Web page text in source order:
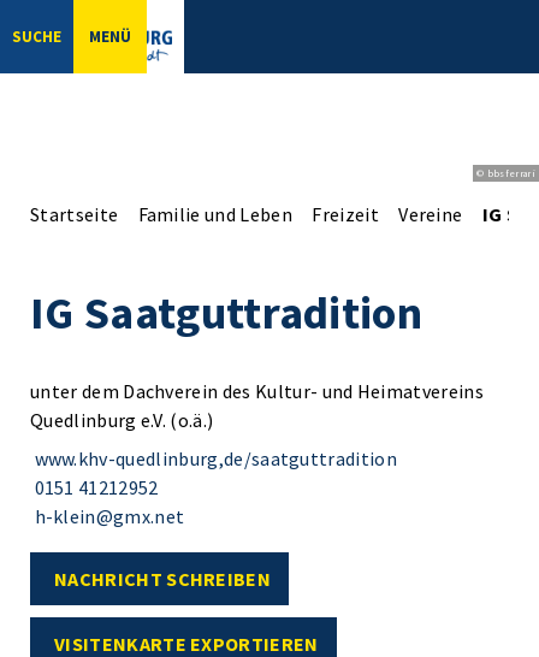
SUCHE MENÜ
© bbsferrari
Startseite Familie und Leben Freizeit Vereine IG
IG Saatguttradition
unter dem Dachverein des Kultur- und Heimatvereins
Quedlinburg e.V. (o.ä.)
www.khv-quedlinburg,de/saatguttradition
0151 41212952
h-klein@gmx.net
NACHRICHT SCHREIBEN
VISITENKARTE EXPORTIEREN